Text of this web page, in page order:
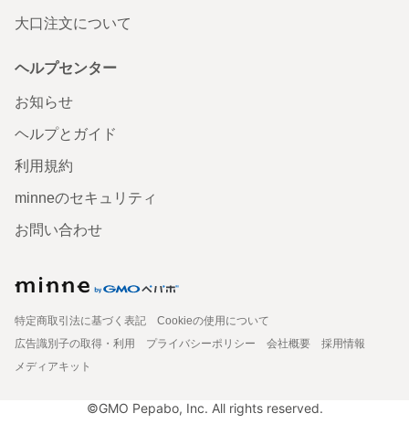
大口注文について
ヘルプセンター
お知らせ
ヘルプとガイド
利用規約
minneのセキュリティ
お問い合わせ
特定商取引法に基づく表記
Cookieの使用について
広告識別子の取得・利用
プライバシーポリシー 会社概要
採用情報
メディアキット
©GMO Pepabo, Inc. All rights reserved.